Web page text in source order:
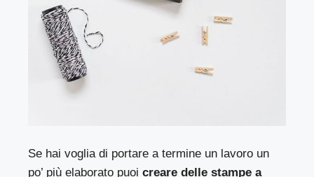
Se hai voglia di portare a termine un lavoro un
po’ più elaborato puoi creare delle stampe a